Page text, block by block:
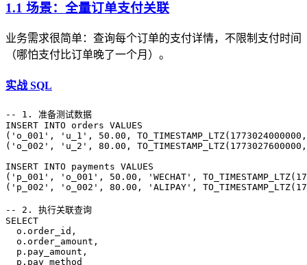
1.1 场景：全量订单支付关联
业务需求很简单：查询每个订单的支付详情，不限制支付时间
（哪怕支付比订单晚了一个月）。
实战 SQL
-- 1. 准备测试数据
INSERT INTO orders VALUES
( 'o_001' , 'u_1' , 50 . 00 , TO_TIMESTAMP_LTZ( 1773024000000
( 'o_002' , 'u_2' , 80 . 00 , TO_TIMESTAMP_LTZ( 1773027600000
INSERT INTO payments VALUES
( 'p_001' , 'o_001' , 50 . 00 , 'WECHAT' , TO_TIMESTAMP_LTZ(
( 'p_002' , 'o_002' , 80 . 00 , 'ALIPAY' , TO_TIMESTAMP_LTZ(
-- 2. 执行关联查询
SELECT
  o
. order_id ,
  o
. order_amount ,
  p
. pay_amount ,
  p
. pay_method